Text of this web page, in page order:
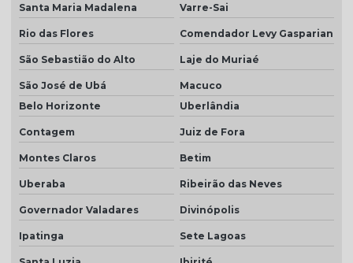
Telha porcelanato preço
Telha portuguesa por metro quadrado
Telha portuguesa resinada
Telha portuguesa resinada preço
Telha resinada
Telha resinada branca
Telha resinada cinza
Telha resinada marfim
Santa Maria Madalena Varre-Sai
Rio das Flores Comendador Levy Gasparian
São Sebastião do Alto Laje do Muriaé
São José de Ubá
Macuco
Belo Horizonte
Uberlândia
Contagem Juiz de Fora
Montes Claros Betim
Uberaba Ribeirão das Neves
Governador Valadares Divinópolis
Ipatinga Sete Lagoas